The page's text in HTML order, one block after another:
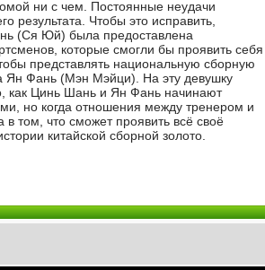
ни с чем. Постоянные неудачи
результата. Чтобы это исправить,
(Ся Юй) была предоставлена
которые смогли бы проявить себя
представлять национальную сборную
Ян Фань (Мэн Мэйци). На эту девушку
как Цинь Шань и Ян Фань начинают
но когда отношения между тренером и
том, что сможет проявить всё своё
китайской сборной золото.